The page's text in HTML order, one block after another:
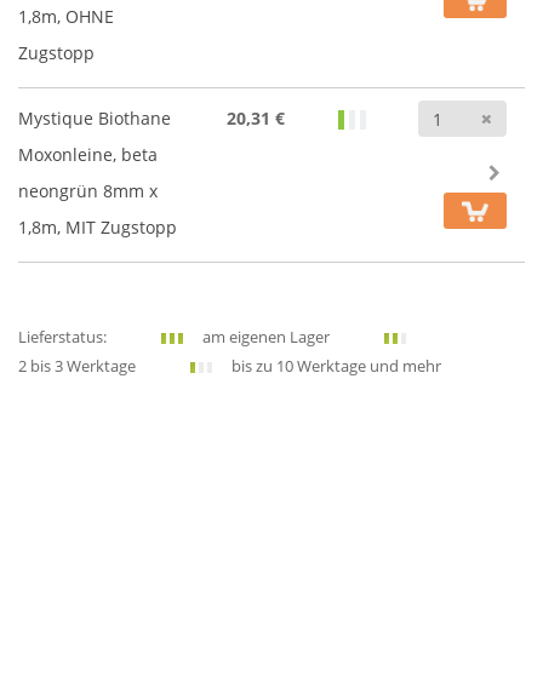
1,8m, OHNE
Zugstopp
Mystique Biothane
Moxonleine, beta
neongrün 8mm x
1,8m, MIT Zugstopp
20,31 €
Lieferstatus:
am eigenen Lager
2 bis 3 Werktage
bis zu 10 Werktage und mehr